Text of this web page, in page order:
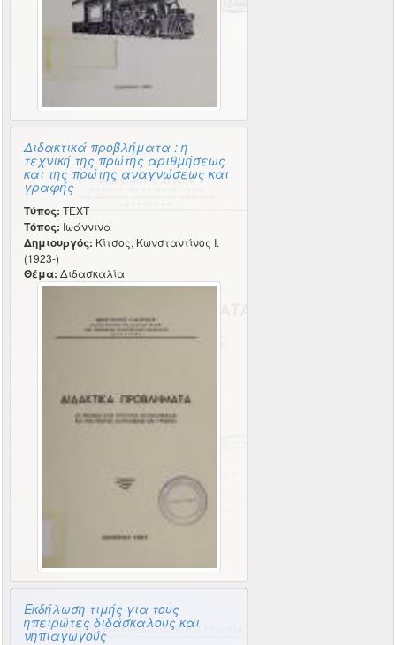
Διδακτικά προβλήματα : η
τεχνική της πρώτης αριθμήσεως
και της πρώτης αναγνώσεως και
γραφής
Τύπος: TEXT
Τόπος: Ιωάννινα
Δημιουργός: Κίτσος, Κωνσταντίνος Ι.
(1923-)
Θέμα: Διδασκαλία
Εκδήλωση τιμής για τους
ηπειρώτες διδάσκαλους και
νηπιαγωγούς